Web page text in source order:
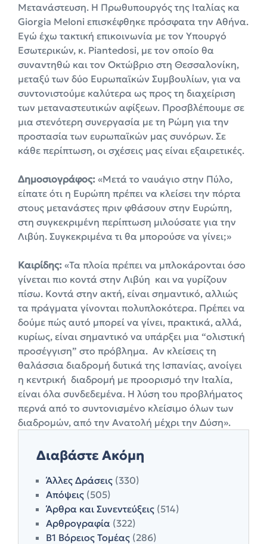
Μετανάστευση. Η Πρωθυπουργός της Ιταλίας κα
Giorgia Meloni επισκέφθηκε πρόσφατα την Αθήνα.
Εγώ έχω τακτική επικοινωνία με τον Υπουργό
Εσωτερικών, κ. Piantedosi, με τον οποίο θα
συναντηθώ και τον Οκτώβριο στη Θεσσαλονίκη,
μεταξύ των δύο Ευρωπαϊκών Συμβουλίων, για να
συντονιστούμε καλύτερα ως προς τη διαχείριση
των μεταναστευτικών αφίξεων. Προσβλέπουμε σε
μια στενότερη συνεργασία με τη Ρώμη για την
προστασία των ευρωπαϊκών μας συνόρων. Σε
κάθε περίπτωση, οι σχέσεις μας είναι εξαιρετικές.
Δημοσιογράφος: «Μετά το ναυάγιο στην Πύλο,
είπατε ότι η Ευρώπη πρέπει να κλείσει την πόρτα
στους μετανάστες πριν φθάσουν στην Ευρώπη,
στη συγκεκριμένη περίπτωση μιλούσατε για την
Λιβύη. Συγκεκριμένα τι θα μπορούσε να γίνει;»
Καιρίδης: «Τα πλοία πρέπει να μπλοκάρονται όσο
γίνεται πιο κοντά στην Λιβύη και να γυρίζουν
πίσω. Κοντά στην ακτή, είναι σημαντικό, αλλιώς
τα πράγματα γίνονται πολυπλοκότερα. Πρέπει να
δούμε πώς αυτό μπορεί να γίνει, πρακτικά, αλλά,
κυρίως, είναι σημαντικό να υπάρξει μια “ολιστική
προσέγγιση” στο πρόβλημα. Αν κλείσεις τη
θαλάσσια διαδρομή δυτικά της Ισπανίας, ανοίγει
η κεντρική διαδρομή με προορισμό την Ιταλία,
είναι όλα συνδεδεμένα. Η λύση του προβλήματος
περνά από το συντονισμένο κλείσιμο όλων των
διαδρομών, από την Ανατολή μέχρι την Δύση».
Διαβάστε Ακόμη
Άλλες Δράσεις (330)
Απόψεις (505)
Άρθρα και Συνεντεύξεις (514)
Αρθρογραφία (322)
Β1 Βόρειος Τομέας (286)